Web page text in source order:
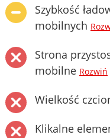
Szybkość
mobilnych
Strona
mobilne Rozwiń
Wielkość
Klikalne